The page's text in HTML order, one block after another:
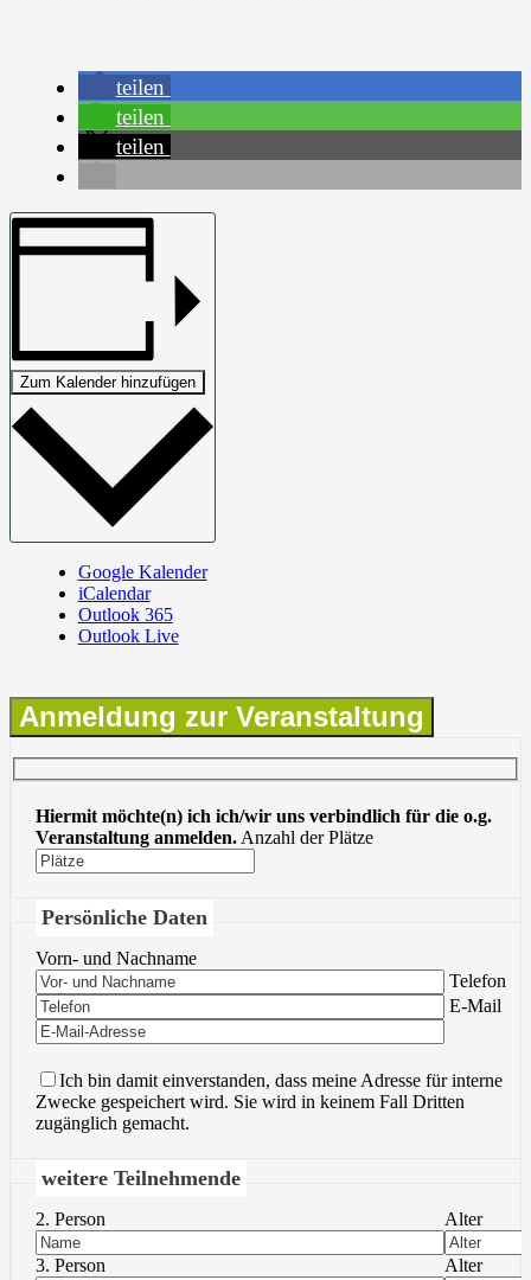
teilen
teilen
teilen
Zum Kalender hinzufügen
Google Kalender
iCalendar
Outlook 365
Outlook Live
Anmeldung zur Veranstaltung
Hiermit möchte(n) ich ich/wir uns verbindlich für die o.g.
Veranstaltung anmelden. Anzahl der Plätze
Persönliche Daten
Vorn- und Nachname
Bitte lasse
Telefon
Bitte lasse
E-Mail
Ich bin damit einverstanden, dass meine Adresse für interne
Zwecke gespeichert wird. Sie wird in keinem Fall Dritten
zugänglich gemacht.
weitere Teilnehmende
2. Person Alter
3. Person Alter